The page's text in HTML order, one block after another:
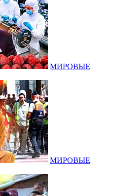
МИРОВЫЕ
МИРОВЫЕ